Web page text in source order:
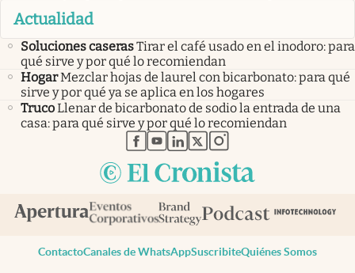
Actualidad
Soluciones caserasTirar el café usado en el inodoro: para
qué sirve y por qué lo recomiendan
HogarMezclar hojas de laurel con bicarbonato: para qué
sirve y por qué ya se aplica en los hogares
TrucoLlenar de bicarbonato de sodio la entrada de una
casa: para qué sirve y por qué lo recomiendan
abre en nueva pestaña
abre en nueva pestaña
abre en nueva pestaña
abre en nueva pestaña
abre en nueva pestaña
ContactoCanales de WhatsAppSuscribiteQuiénes Somos